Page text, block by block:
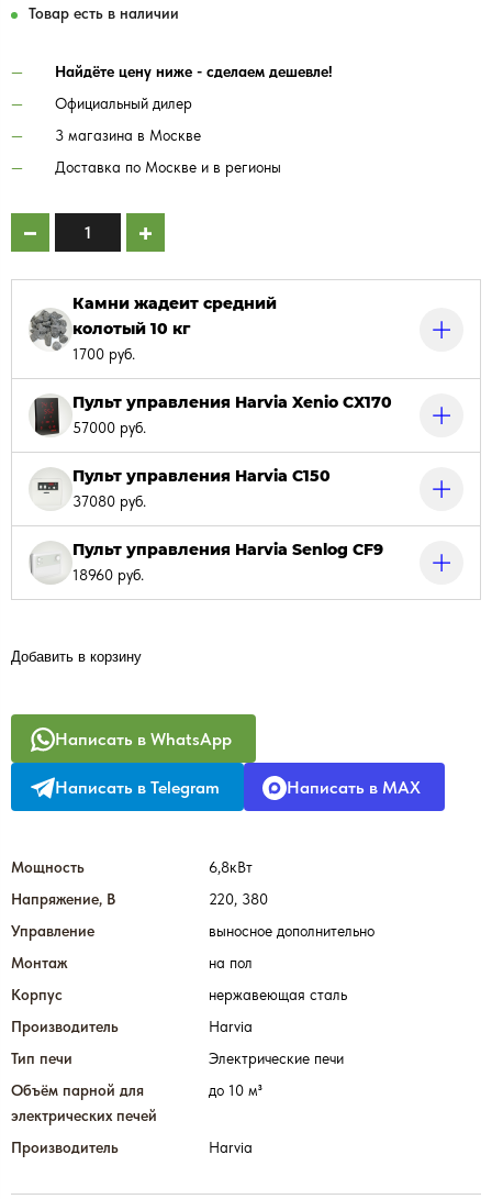
Товар есть в наличии
Найдёте цену ниже - сделаем дешевле!
Официальный дилер
3 магазина в Москве
Доставка по Москве и в регионы
Камни жадеит средний
колотый 10 кг
1700 руб.
Пульт управления Harvia Xenio CX170
57000 руб.
Пульт управления Harvia C150
37080 руб.
Пульт управления Harvia Senlog CF9
18960 руб.
Добавить в корзину
Написать в WhatsApp
Написать в Telegram Написать в MAX
Мощность
6,8кВт
Напряжение, В
220, 380
Управление
выносное дополнительно
Монтаж
на пол
Корпус
нержавеющая сталь
Производитель
Harvia
Тип печи
Электрические печи
Объём парной для
электрических печей
до 10 м³
Производитель Harvia